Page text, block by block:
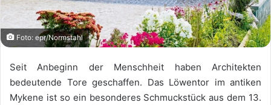
Foto: epr/Normstahl
Seit Anbeginn der Menschheit haben Architekten
bedeutende Tore geschaffen. Das Löwentor im antiken
Mykene ist so ein besonderes Schmuckstück aus dem 13.